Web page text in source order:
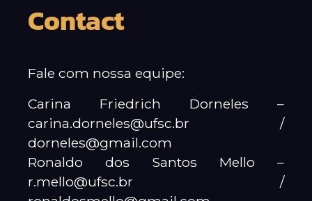
Contact
Fale com nossa equipe:
Carina Friedrich Dorneles –
carina.dorneles@ufsc.br /
dorneles@gmail.com
Ronaldo dos Santos Mello –
r.mello@ufsc.br /